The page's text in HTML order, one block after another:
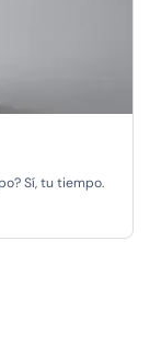
Sí, tu tiempo.